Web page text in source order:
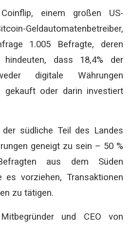
einem großen US-
Geldautomatenbetreiber,
1.005 Befragte, deren
hindeuten, dass 18,4% der
digitale Währungen
gekauft oder darin investiert
südliche Teil des Landes
geneigt zu sein – 50 %
aus dem Süden
es vorziehen, Transaktionen
zu tätigen.
und CEO von